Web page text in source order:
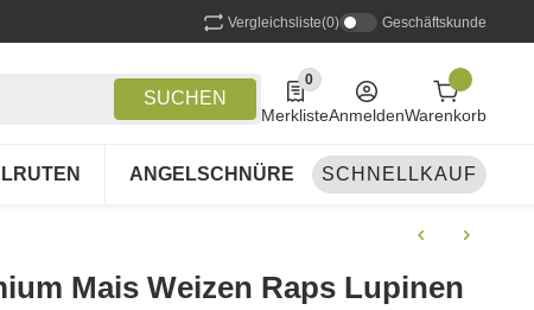
Vergleichsliste(0) Geschäftskunde
SUCHEN
0
0 Produkte in der Liste
MerklisteAnmeldenWarenkorb
ANGELSCHNÜRE ANGELSETS
SCHNELLKAUF
Mais Weizen Raps Lupinen